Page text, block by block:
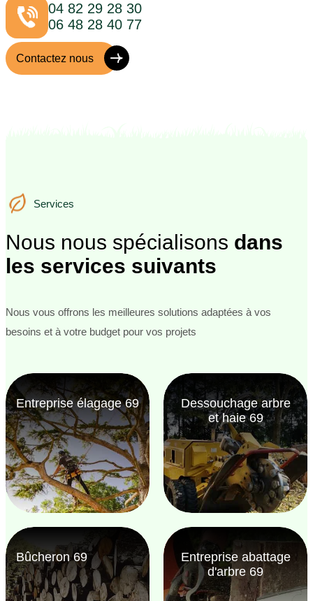
04 82 29 28 30
06 48 28 40 77
Contactez nous
Services
Services
Nous nous spécialisons dans
les services suivants
Nous vous offrons les meilleures solutions adaptées à vos
besoins et à votre budget pour vos projets
Entreprise élagage 69
Dessouchage arbre
et haie 69
Bûcheron 69
Entreprise abattage
d'arbre 69